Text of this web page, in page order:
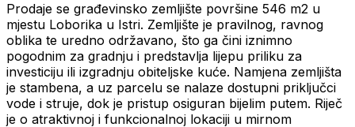
Prodaje se građevinsko zemljište površine 546 m2 u
mjestu Loborika u Istri. Zemljište je pravilnog, ravnog
oblika te uredno održavano, što ga čini iznimno
pogodnim za gradnju i predstavlja lijepu priliku za
investiciju ili izgradnju obiteljske kuće. Namjena zemljišta
je stambena, a uz parcelu se nalaze dostupni priključci
vode i struje, dok je pristup osiguran bijelim putem. Riječ
je o atraktivnoj i funkcionalnoj lokaciji u mirnom